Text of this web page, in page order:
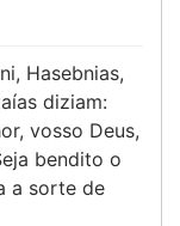
Hasebnias,
diziam:
vosso Deus,
bendito o
a sorte de